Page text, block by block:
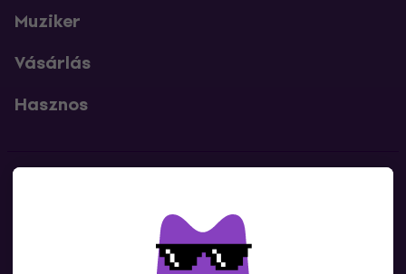
Muziker
Vásárlás
Hasznos
Lépj kapcsolatba velünk